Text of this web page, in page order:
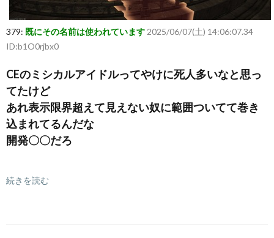
379: 既にその名前は使われています 2025/06/07(土) 14:06:07.34
ID:b1O0rjbx0
CEのミシカルアイドルってやけに死人多いなと思っ
てたけど
あれ表示限界超えて見えない奴に範囲ついてて巻き
込まれてるんだな
開発〇〇だろ
続きを読む